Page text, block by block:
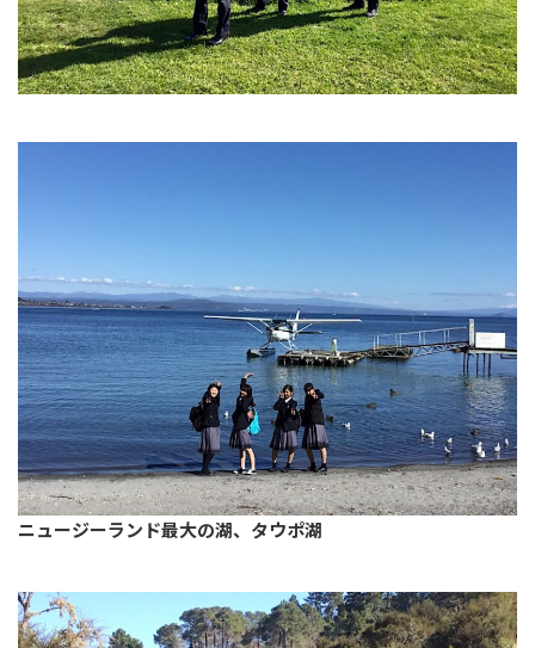
ニュージーランド最大の湖、タウポ湖